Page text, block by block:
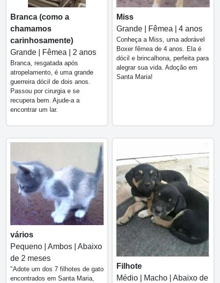
Branca (como a
chamamos
carinhosamente)
Grande | Fêmea | 2 anos
Branca, resgatada após
atropelamento, é uma grande
guerreira dócil de dois anos.
Passou por cirurgia e se
recupera bem. Ajude-a a
encontrar um lar.
Miss
Grande | Fêmea | 4 anos
Conheça a Miss, uma adorável
Boxer fêmea de 4 anos. Ela é
dócil e brincalhona, perfeita para
alegrar sua vida. Adoção em
Santa Maria!
vários
Pequeno | Ambos | Abaixo
de 2 meses
"Adote um dos 7 filhotes de gato
encontrados em Santa Maria,
Filhote
Médio | Macho | Abaixo de